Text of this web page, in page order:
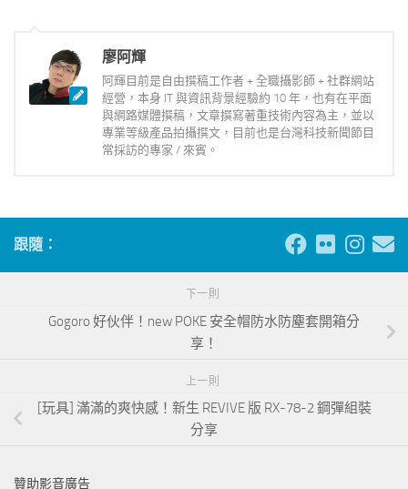
廖阿輝
阿輝目前是自由撰稿工作者 + 全職攝影師 + 社群網站
經營，本身 IT 與資訊背景經驗約 10 年，也有在平面
與網路媒體撰稿，文章撰寫著重技術內容為主，並以
專業等級產品拍攝撰文，目前也是台灣科技新聞節目
常採訪的專家 / 來賓。
跟隨：
下一則
Gogoro 好伙伴！new POKE 安全帽防水防塵套開箱分
享！
上一則
[玩具] 滿滿的爽快感！新生 REVIVE 版 RX-78-2 鋼彈組裝
分享
贊助影音廣告